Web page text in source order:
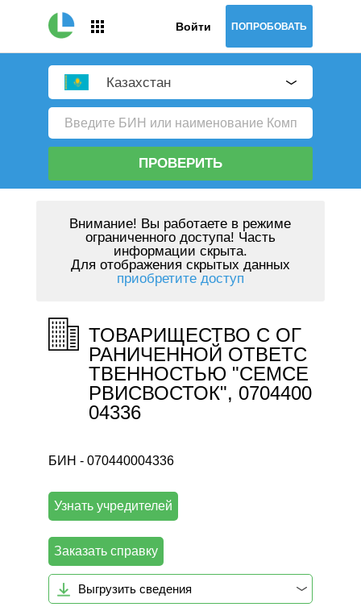
Войти ПОПРОБОВАТЬ
Казахстан
ПРОВЕРИТЬ
Внимание! Вы работаете в режиме
ограниченного доступа! Часть
информации скрыта.
Для отображения скрытых данных
приобретите доступ
ТОВАРИЩЕСТВО С ОГ
РАНИЧЕННОЙ ОТВЕТС
ТВЕННОСТЬЮ "СЕМСЕ
РВИСВОСТОК", 0704400
04336
БИН - 070440004336
Узнать учредителей
Заказать справку
Выгрузить сведения